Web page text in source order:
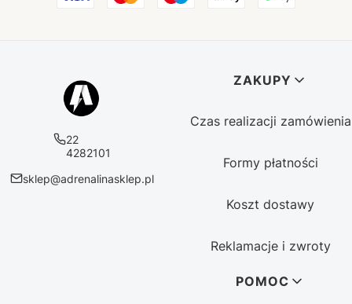
22
4282101
sklep@adrenalinasklep.pl
Linki w stopce
ZAKUPY
Czas realizacji zamówienia
Formy płatności
Koszt dostawy
Reklamacje i zwroty
POMOC